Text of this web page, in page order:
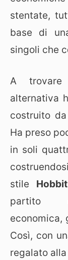
stentate,
base di
singoli che
A trovare
alternativa
costruito
Ha preso
in soli
stile Hobbit
partito
economica,
Così, con
regalato